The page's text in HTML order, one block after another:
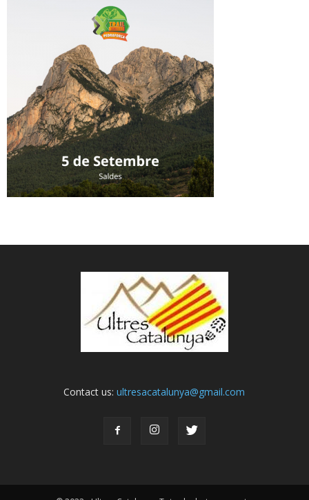
Contact us:ultresacatalunya@gmail.com